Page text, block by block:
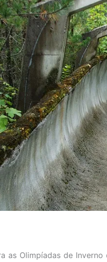
as Olimpíadas de